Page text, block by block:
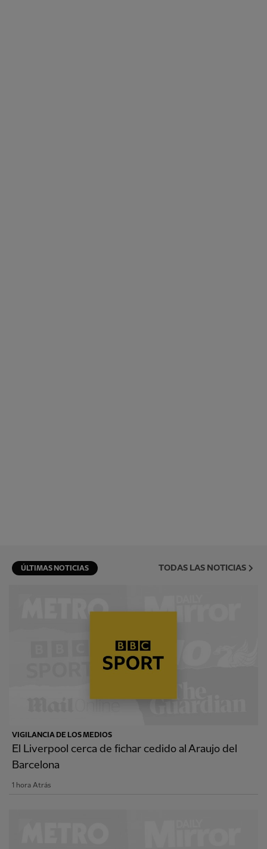
ÚLTIMAS NOTICIAS TODAS LAS NOTICIAS
VIGILANCIA DE LOS MEDIOS
El Liverpool cerca de fichar cedido al Araujo del
Barcelona
1 hora Atrás